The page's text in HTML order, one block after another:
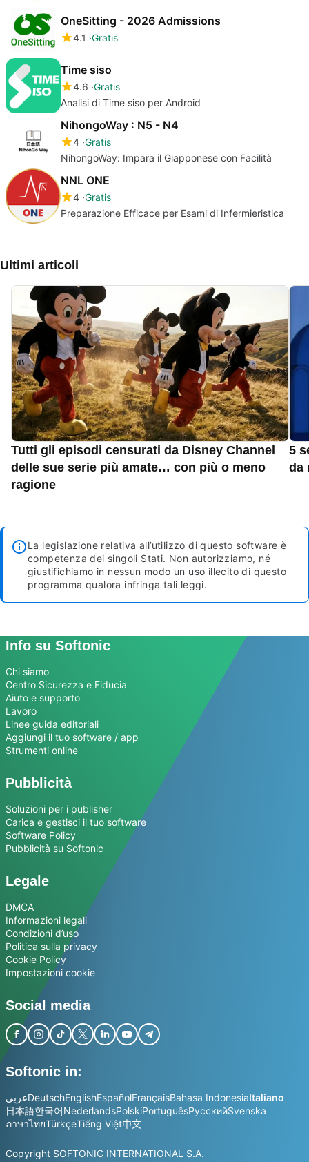
OneSitting - 2026 Admissions
4.1 Gratis
Time siso
4.6 Gratis
Analisi di Time siso per Android
NihongoWay : N5 - N4
4 Gratis
NihongoWay: Impara il Giapponese con Facilità
NNL ONE
4 Gratis
Preparazione Efficace per Esami di Infermieristica
Ultimi articoli
Tutti gli episodi censurati da Disney Channel
delle sue serie più amate… con più o meno
ragione
5
da
La legislazione relativa all’utilizzo di questo software è
competenza dei singoli Stati. Non autorizziamo, né
giustifichiamo in nessun modo un uso illecito di questo
programma qualora infringa tali leggi.
Info su Softonic
Chi siamo
Centro Sicurezza e Fiducia
Aiuto e supporto
Lavoro
Linee guida editoriali
Aggiungi il tuo software / app
Strumenti online
Pubblicità
Soluzioni per i publisher
Carica e gestisci il tuo software
Software Policy
Pubblicità su Softonic
Legale
DMCA
Informazioni legali
Condizioni d’uso
Politica sulla privacy
Cookie Policy
Impostazioni cookie
Social media
Softonic in:
عربيDeutschEnglishEspañolFrançaisBahasa IndonesiaItaliano
日本語한국어NederlandsPolskiPortuguêsРусскийSvenska
ภาษาไทยTürkçeTiếng Việt中文
Copyright SOFTONIC INTERNATIONAL S.A.